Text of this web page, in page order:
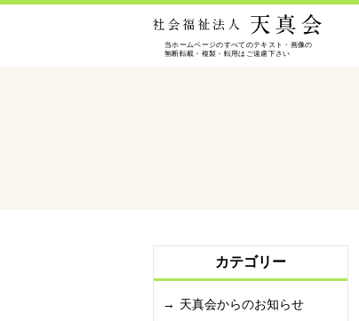
カテゴリー
天真会からのお知らせ